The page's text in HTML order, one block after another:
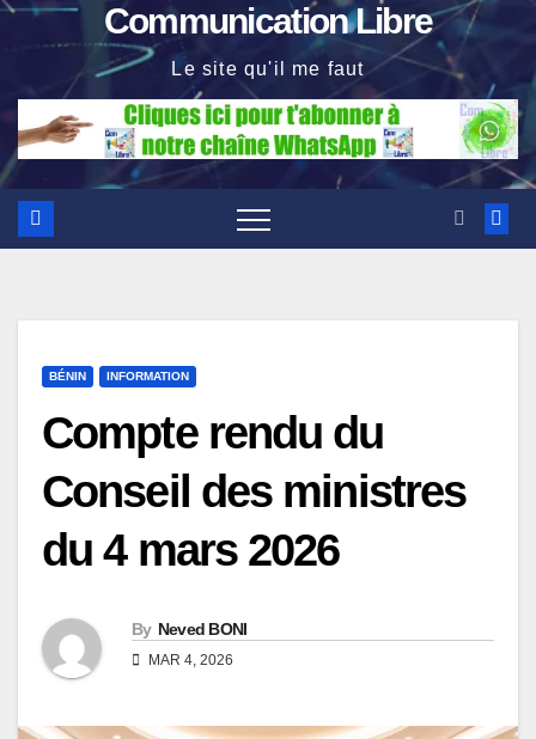
Communication Libre
Le site qu'il me faut
BÉNIN INFORMATION
Compte rendu du
Conseil des ministres
du 4 mars 2026
By Neved BONI
MAR 4, 2026